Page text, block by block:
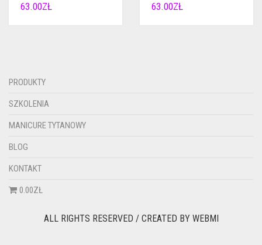
63.00ZŁ 63.00ZŁ
PRODUKTY
SZKOLENIA
MANICURE TYTANOWY
BLOG
KONTAKT
0.00ZŁ
ALL RIGHTS RESERVED / CREATED BY WEBMI